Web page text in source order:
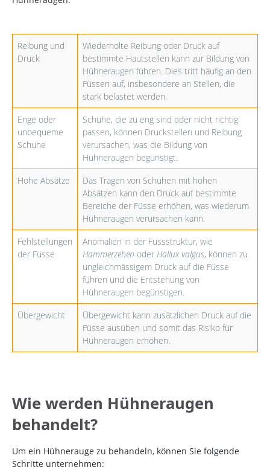
Reibung und
Druck
Wiederholte Reibung oder Druck auf
bestimmte Hautstellen kann zur Bildung von
Hühneraugen führen. Dies tritt häufig an den
Füssen auf, insbesondere an Stellen, die
stark belastet werden.
Enge oder
unbequeme
Schuhe
Schuhe, die zu eng sind oder nicht richtig
passen, können Druckstellen und Reibung
verursachen, was die Bildung von
Hühneraugen begünstigt.
Hohe Absätze
Das Tragen von Schuhen mit hohen
Absätzen kann den Druck auf bestimmte
Bereiche der Füsse erhöhen, was wiederum
Hühneraugen verursachen kann.
Fehlstellungen
der Füsse
Anomalien in der Fussstruktur, wie
Hammerzehen oder Hallux valgus, können zu
ungleichmässigem Druck auf die Füsse
führen und die Entstehung von
Hühneraugen begünstigen.
Übergewicht
Übergewicht kann zusätzlichen Druck auf die
Füsse ausüben und somit das Risiko für
Hühneraugen erhöhen.
Wie werden Hühneraugen
behandelt?
Um ein Hühnerauge zu behandeln, können Sie folgende
Schritte unternehmen: